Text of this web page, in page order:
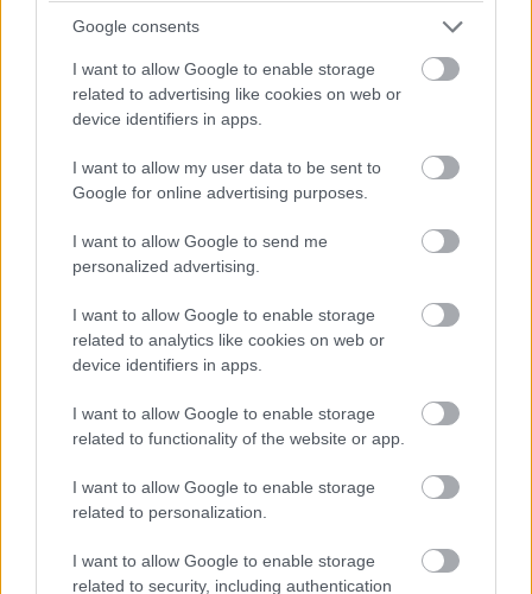
Google consents
I want to allow Google to enable storage
related to advertising like cookies on web or
device identifiers in apps.
I want to allow my user data to be sent to
Google for online advertising purposes.
I want to allow Google to send me
personalized advertising.
I want to allow Google to enable storage
related to analytics like cookies on web or
device identifiers in apps.
I want to allow Google to enable storage
related to functionality of the website or app.
I want to allow Google to enable storage
related to personalization.
I want to allow Google to enable storage
related to security, including authentication
útszakasz napi 6-10 ezer járműtől mentesíti majd a belvárost.
Építőipari cégvezető is a Jedlik Ányos-díj nyertesei